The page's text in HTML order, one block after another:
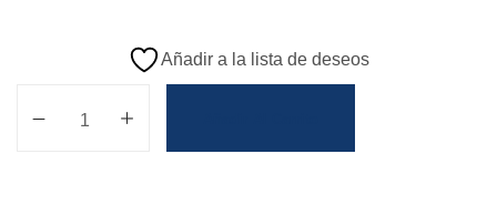
Añadir a la lista de deseos